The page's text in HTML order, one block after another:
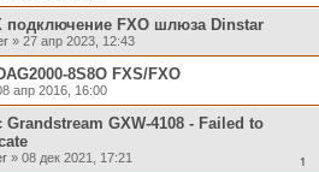
подключение FXO шлюза Dinstar
» 27 апр 2023, 12:43
8S8O FXS/FXO
апр 2016, 16:00
Grandstream GXW-4108 - Failed to
» 08 дек 2021, 17:21 1